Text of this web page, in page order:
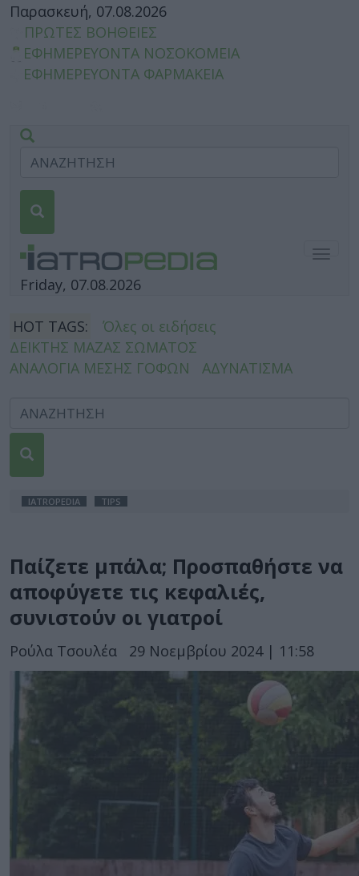
Παρασκευή, 07.08.2026
ΠΡΩΤΕΣ ΒΟΗΘΕΙΕΣ
ΕΦΗΜΕΡΕΥΟΝΤΑ ΝΟΣΟΚΟΜΕΙΑ
ΕΦΗΜΕΡΕΥΟΝΤΑ ΦΑΡΜΑΚΕΙΑ
Friday, 07.08.2026
HOT TAGS:
Όλες οι ειδήσεις
ΔΕΙΚΤΗΣ ΜΑΖΑΣ ΣΩΜΑΤΟΣ
ΑΝΑΛΟΓΙΑ ΜΕΣΗΣ ΓΟΦΩΝ
ΑΔΥΝΑΤΙΣΜΑ
IATROPEDIA TIPS
Παίζετε μπάλα; Προσπαθήστε να
αποφύγετε τις κεφαλιές,
συνιστούν οι γιατροί
Ρούλα Τσουλέα 29 Νοεμβρίου 2024 | 11:58